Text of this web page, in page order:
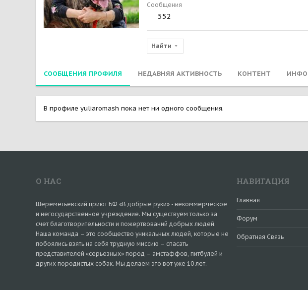
Сообщения
552
Найти
СООБЩЕНИЯ ПРОФИЛЯ НЕДАВНЯЯ АКТИВНОСТЬ КОНТЕНТ
В профиле yuliaromash пока нет ни одного сообщения.
О НАС
Шереметьевский приют БФ «В добрые руки» - некоммерческое
и негосударственное учреждение. Мы существуем только за
счет благотворительности и пожертвований добрых людей.
Наша команда – это сообщество уникальных людей, которые не
побоялись взять на себя трудную миссию – спасать
представителей «серьезных» пород – амстаффов, питбулей и
других породистых собак. Мы делаем это вот уже 10 лет.
НАВИГАЦИЯ
Главная
Форум
Обратная Связь